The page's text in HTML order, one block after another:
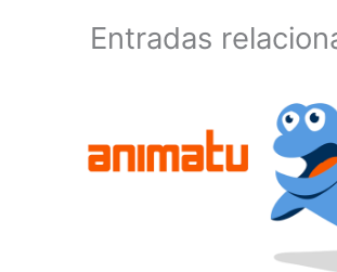
Entradas